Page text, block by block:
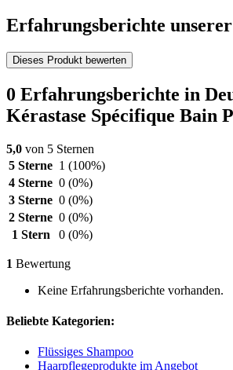
Erfahrungsberichte
Dieses Produkt bewerten
0 Erfahrungsberichte in
Kérastase Spécifique Bain
5,0 von 5 Sternen
5 Sterne 1 (100%)
4 Sterne 0 (0%)
3 Sterne 0 (0%)
2 Sterne 0 (0%)
1 Stern
0 (0%)
1 Bewertung
Keine Erfahrungsberichte vorhanden.
Beliebte Kategorien:
Flüssiges Shampoo
Haarpflegeprodukte im Angebot